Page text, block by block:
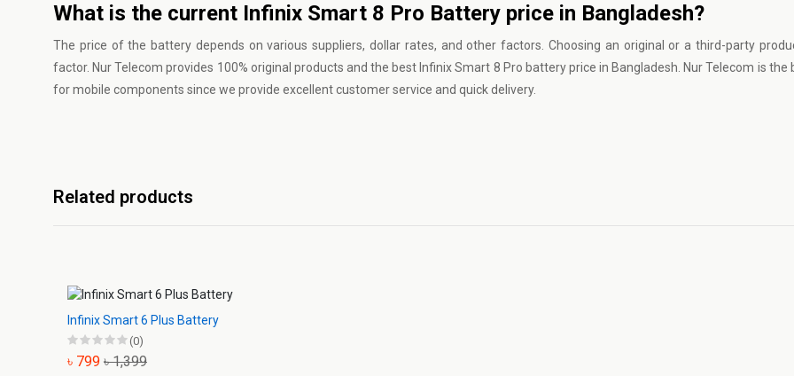
What is the current Infinix Smart 8 Pro Battery price in Bangladesh?
The price of the battery depends on various suppliers, dollar rates, and other factors. Choosing an original or a third-party
factor. Nur Telecom provides 100% original products and the best Infinix Smart 8 Pro battery price in Bangladesh. Nur Telecom is the
for mobile components since we provide excellent customer service and quick delivery.
Related products
Infinix Smart 6 Plus Battery
(0)
৳ 799 ৳ 1,399